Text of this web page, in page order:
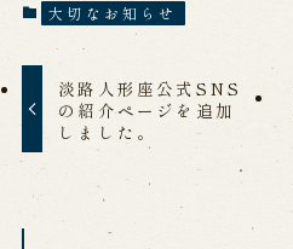
大切なお知らせ
淡路人形座公式SNS
の紹介ページを追加
しました。